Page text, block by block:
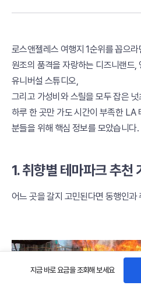
로스앤젤레스 여행지 1순위를 꼽으
원조의 품격을 자랑하는 디즈니랜드,
유니버설 스튜디오,
그리고 가성비와 스릴을 모두 잡은
하루 한 곳만 가도 시간이 부족한 LA
분들을 위해 핵심 정보를 모았습니다.
1. 취향별 테마파크 추천
어느 곳을 갈지 고민된다면 동행인과
지금 바로 요금을 조회해 보세요